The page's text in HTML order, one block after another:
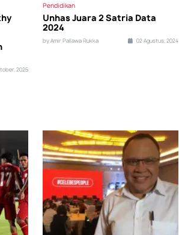
2025
Pendidikan
Unhas Juara 2 Satria Data
2024
by Amir Pallawa Rukka 02 Agustus, 2024